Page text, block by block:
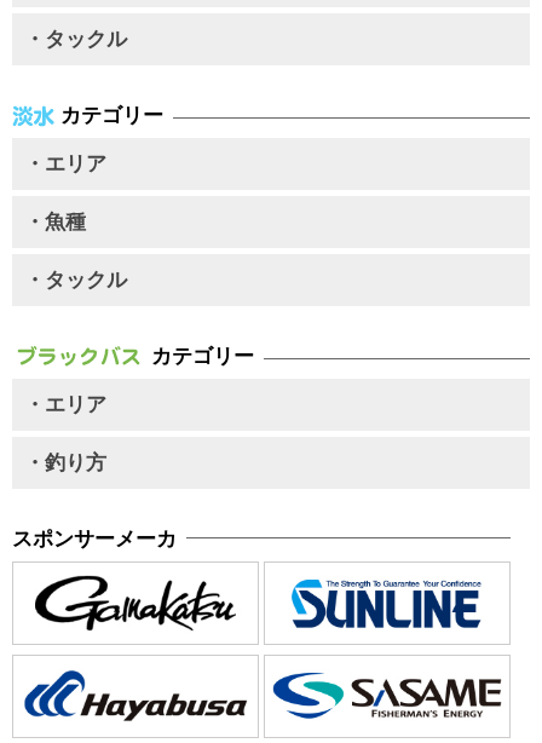
・タックル
カテゴリー
・エリア
・魚種
・タックル
カテゴリー
・エリア
・釣り方
スポンサーメーカ